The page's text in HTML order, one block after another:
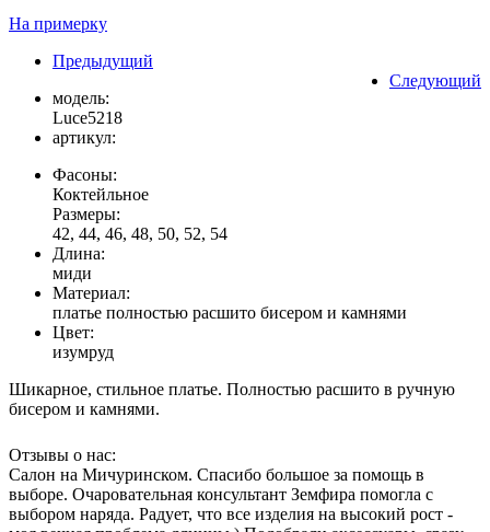
На примерку
Предыдущий
Следующий
модель:
Luce5218
артикул:
Фасоны:
Коктейльное
Размеры:
42, 44, 46, 48, 50, 52, 54
Длина:
миди
Материал:
платье полностью расшито бисером и камнями
Цвет:
изумруд
Шикарное, стильное платье. Полностью расшито в ручную
бисером и камнями.
Отзывы о нас:
Салон на Мичуринском. Спасибо большое за помощь в
выборе. Очаровательная консультант Земфира помогла с
выбором наряда. Радует, что все изделия на высокий рост -